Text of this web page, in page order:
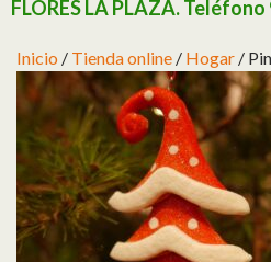
Inicio / Tienda online / Hogar /